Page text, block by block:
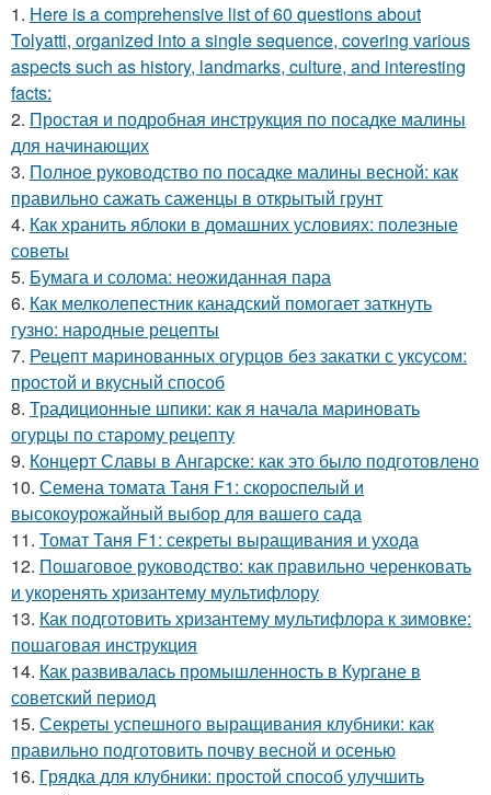
1. Here is a comprehensive list of 60 questions about
Tolyatti, organized into a single sequence, covering various
aspects such as history, landmarks, culture, and interesting
facts:
2. Простая и подробная инструкция по посадке малины
для начинающих
3. Полное руководство по посадке малины весной: как
правильно сажать саженцы в открытый грунт
4. Как хранить яблоки в домашних условиях: полезные
советы
5. Бумага и солома: неожиданная пара
6. Как мелколепестник канадский помогает заткнуть
гузно: народные рецепты
7. Рецепт маринованных огурцов без закатки с уксусом:
простой и вкусный способ
8. Традиционные шпики: как я начала мариновать
огурцы по старому рецепту
9. Концерт Славы в Ангарске: как это было подготовлено
10. Семена томата Таня F1: скороспелый и
высокоурожайный выбор для вашего сада
11. Томат Таня F1: секреты выращивания и ухода
12. Пошаговое руководство: как правильно черенковать
и укоренять хризантему мультифлору
13. Как подготовить хризантему мультифлора к зимовке:
пошаговая инструкция
14. Как развивалась промышленность в Кургане в
советский период
15. Секреты успешного выращивания клубники: как
правильно подготовить почву весной и осенью
16. Грядка для клубники: простой способ улучшить